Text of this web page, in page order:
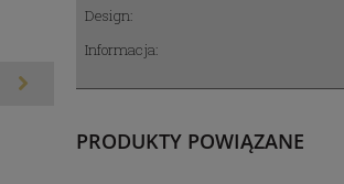
Design:
Informacja:
PRODUKTY POWIĄZANE